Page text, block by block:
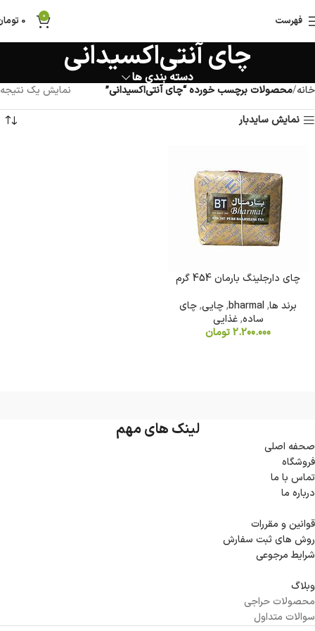
فهرست 0
0
چای آنتی‌اکسیدانی
دسته بندی ها
خانه محصولات برچسب خورده “چای آنتی‌اکسیدانی”
نمایش یک نتیجه
نمایش سایدبار
چای دارجلینگ بارمان 454 گرم
برند ها,
bharmal
,چایی,چای
ساده,غذایی
2.200.000تومان
لینک های مهم
صحفه اصلی
فروشگاه
تماس با ما
درباره ما
قوانین و مقررات
روش های ثبت سفارش
شرایط مرجوعی
وبلاگ
محصولات حراجی
سوالات متداول